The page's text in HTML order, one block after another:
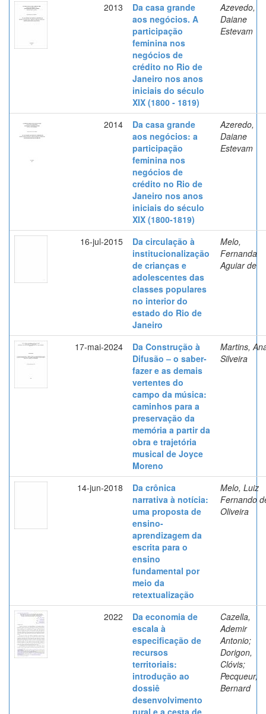
2013
Da casa grande
aos negócios. A
participação
feminina nos
negócios de
crédito no Rio de
Janeiro nos anos
iniciais do século
XIX (1800 - 1819)
Azevedo,
Daiane
Estevam
2014
Da casa grande
aos negócios: a
participação
feminina nos
negócios de
crédito no Rio de
Janeiro nos anos
iniciais do século
XIX (1800-1819)
Azeredo,
Daiane
Estevam
16-jul-2015
Da circulação à
institucionalização
de crianças e
adolescentes das
classes populares
no interior do
estado do Rio de
Janeiro
Melo,
Fernanda
Aguiar de
17-mai-2024
Da Construção à
Difusão – o saber-
fazer e as demais
vertentes do
campo da música:
caminhos para a
preservação da
memória a partir da
obra e trajetória
musical de Joyce
Moreno
Martins,
Silveira
14-jun-2018
Da crônica
narrativa à notícia:
uma proposta de
ensino-
aprendizagem da
escrita para o
ensino
fundamental por
meio da
retextualização
Melo, Luiz
Fernando
Oliveira
2022
Da economia de
escala à
especificação de
recursos
territoriais:
introdução ao
dossiê
desenvolvimento
rural e a cesta de
Cazella,
Ademir
Antonio;
Dorigon,
Clóvis;
Pecqueur,
Bernard